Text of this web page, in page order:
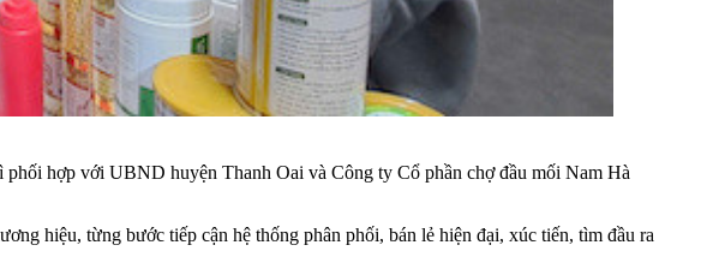
hợp với UBND huyện Thanh Oai và Công ty Cổ phần chợ đầu mối Nam Hà
hiệu, từng bước tiếp cận hệ thống phân phối, bán lẻ hiện đại, xúc tiến, tìm đầu ra